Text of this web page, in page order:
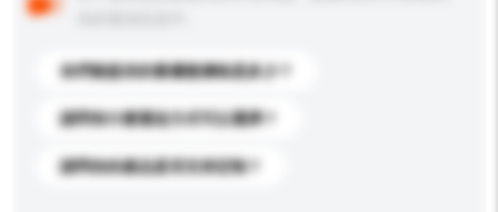
你們能提供的最優惠價格是多少？
請問有什麼運送方式可以選擇？
請問你的產品是否支持定制？